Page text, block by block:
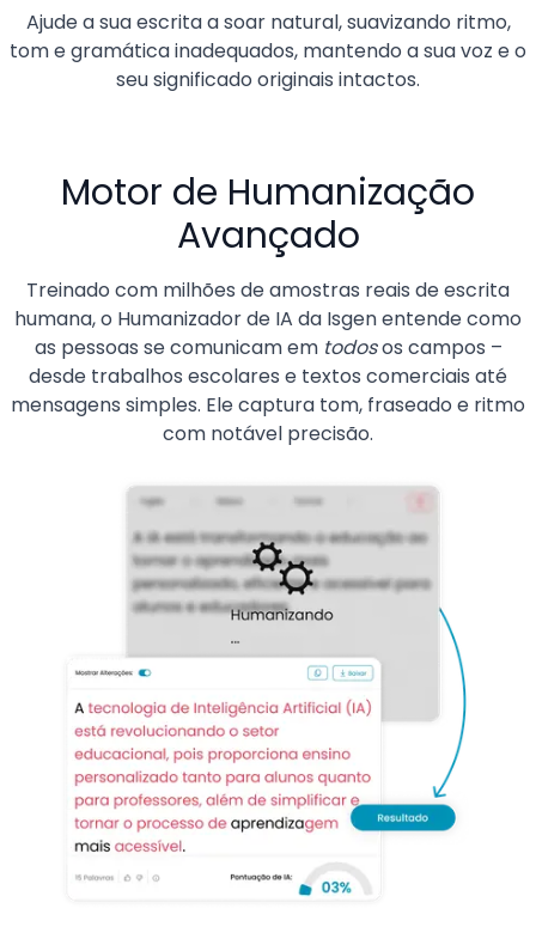
Ajude a sua escrita a soar natural, suavizando ritmo,
tom e gramática inadequados, mantendo a sua voz e o
seu significado originais intactos.
Motor de Humanização
Avançado
Treinado com milhões de amostras reais de escrita
humana, o Humanizador de IA da Isgen entende como
as pessoas se comunicam em todosos campos –
desde trabalhos escolares e textos comerciais até
mensagens simples. Ele captura tom, fraseado e ritmo
com notável precisão.